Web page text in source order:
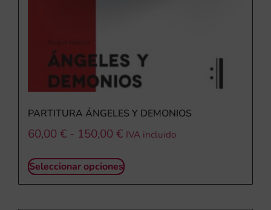
PARTITURA ÁNGELES Y DEMONIOS
60,00 € - 150,00 € IVA incluido
Seleccionar opciones